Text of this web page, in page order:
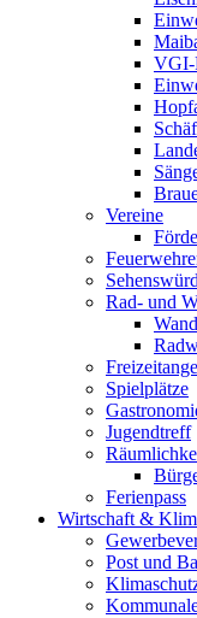
VGI-
Vereine
Rad- und
Spielplätze
Jugendtreff
Ferienpass
Wirtschaft &
Post und